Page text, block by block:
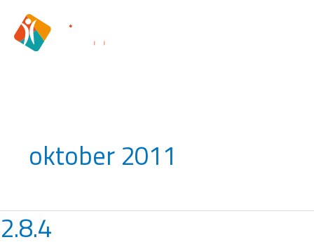
indholdet
oktober 2011
2.8.4
2.8.4